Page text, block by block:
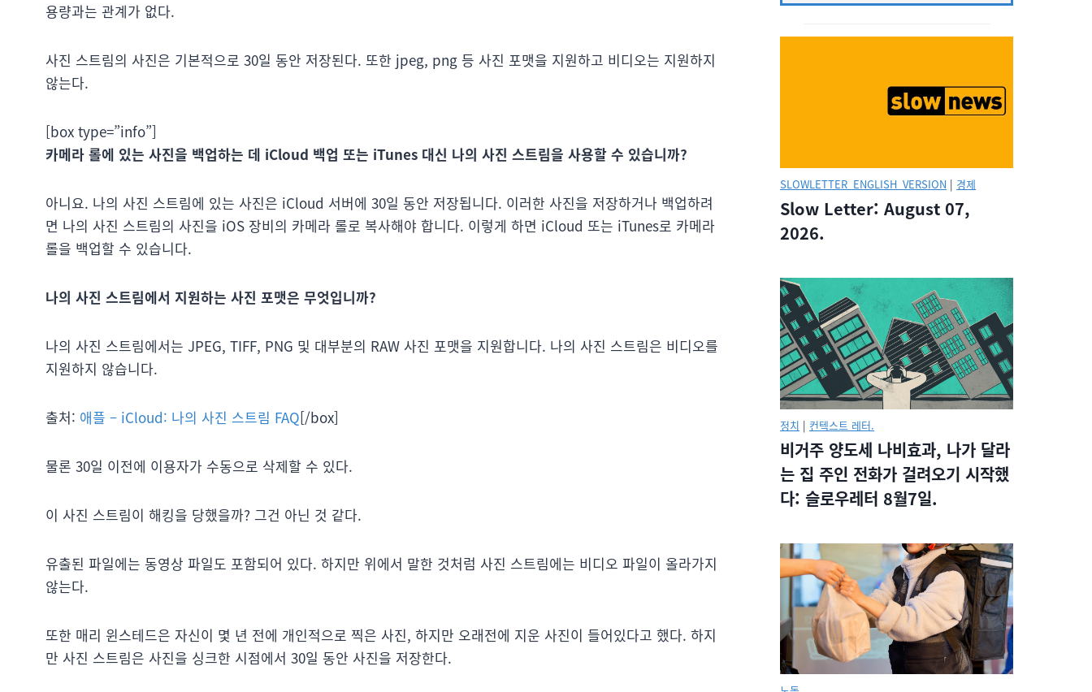
용량과는 관계가 없다.
사진 스트림의 사진은 기본적으로 30일 동안 저장된다. 또한 jpeg, png 등 사진 포맷을 지원하고 비디오는 지원하지
않는다.
[box type=”info”]
카메라 롤에 있는 사진을 백업하는 데 iCloud 백업 또는 iTunes 대신 나의 사진 스트림을 사용할 수 있습니까?
아니요. 나의 사진 스트림에 있는 사진은 iCloud 서버에 30일 동안 저장됩니다. 이러한 사진을 저장하거나 백업하려
면 나의 사진 스트림의 사진을 iOS 장비의 카메라 롤로 복사해야 합니다. 이렇게 하면 iCloud 또는 iTunes로 카메라
롤을 백업할 수 있습니다.
나의 사진 스트림에서 지원하는 사진 포맷은 무엇입니까?
나의 사진 스트림에서는 JPEG, TIFF, PNG 및 대부분의 RAW 사진 포맷을 지원합니다. 나의 사진 스트림은 비디오를
지원하지 않습니다.
출처: 애플 – iCloud: 나의 사진 스트림 FAQ[/box]
물론 30일 이전에 이용자가 수동으로 삭제할 수 있다.
이 사진 스트림이 해킹을 당했을까? 그건 아닌 것 같다.
유출된 파일에는 동영상 파일도 포함되어 있다. 하지만 위에서 말한 것처럼 사진 스트림에는 비디오 파일이 올라가지
않는다.
또한 매리 윈스테드은 자신이 몇 년 전에 개인적으로 찍은 사진, 하지만 오래전에 지운 사진이 들어있다고 했다. 하지
만 사진 스트림은 사진을 싱크한 시점에서 30일 동안 사진을 저장한다.
SLOWLETTER_ENGLISH_VERSION | 경제
Slow Letter: August 07,
2026.
정치 | 컨텍스트 레터.
비거주 양도세 나비효과, 나가 달라
는 집 주인 전화가 걸려오기 시작했
다: 슬로우레터 8월7일.